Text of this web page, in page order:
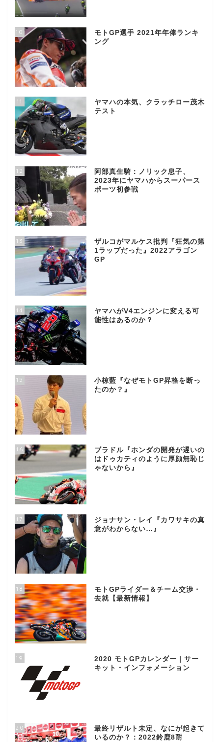
10
モトGP選手 2021年年俸ランキ
ング
11
ヤマハの本気、クラッチロー茂木
テスト
12
阿部真生騎：ノリック息子、
2023年にヤマハからスーパース
ポーツ初参戦
13
ザルコがマルケス批判『狂気の第
1ラップだった』2022アラゴン
GP
14
ヤマハがV4エンジンに変える可
能性はあるのか？
15
小椋藍『なぜモトGP昇格を断っ
たのか？』
16
ブラドル『ホンダの開発が遅いの
はドゥカティのように厚顔無恥じ
ゃないから』
17
ジョナサン・レイ『カワサキの真
意がわからない…』
18
モトGPライダー＆チーム交渉・
去就【最新情報】
19
2020 モトGPカレンダー | サー
キット・インフォメーション
20
最終リザルト未定、なにが起きて
いるのか？：2022鈴鹿8耐